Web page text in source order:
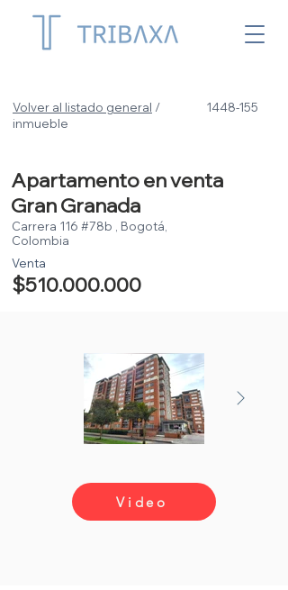
Volver al listado general /
inmueble
1448-155
Apartamento en venta
Gran Granada
Carrera 116 #78b , Bogotá,
Colombia
Venta
$510.000.000
Video